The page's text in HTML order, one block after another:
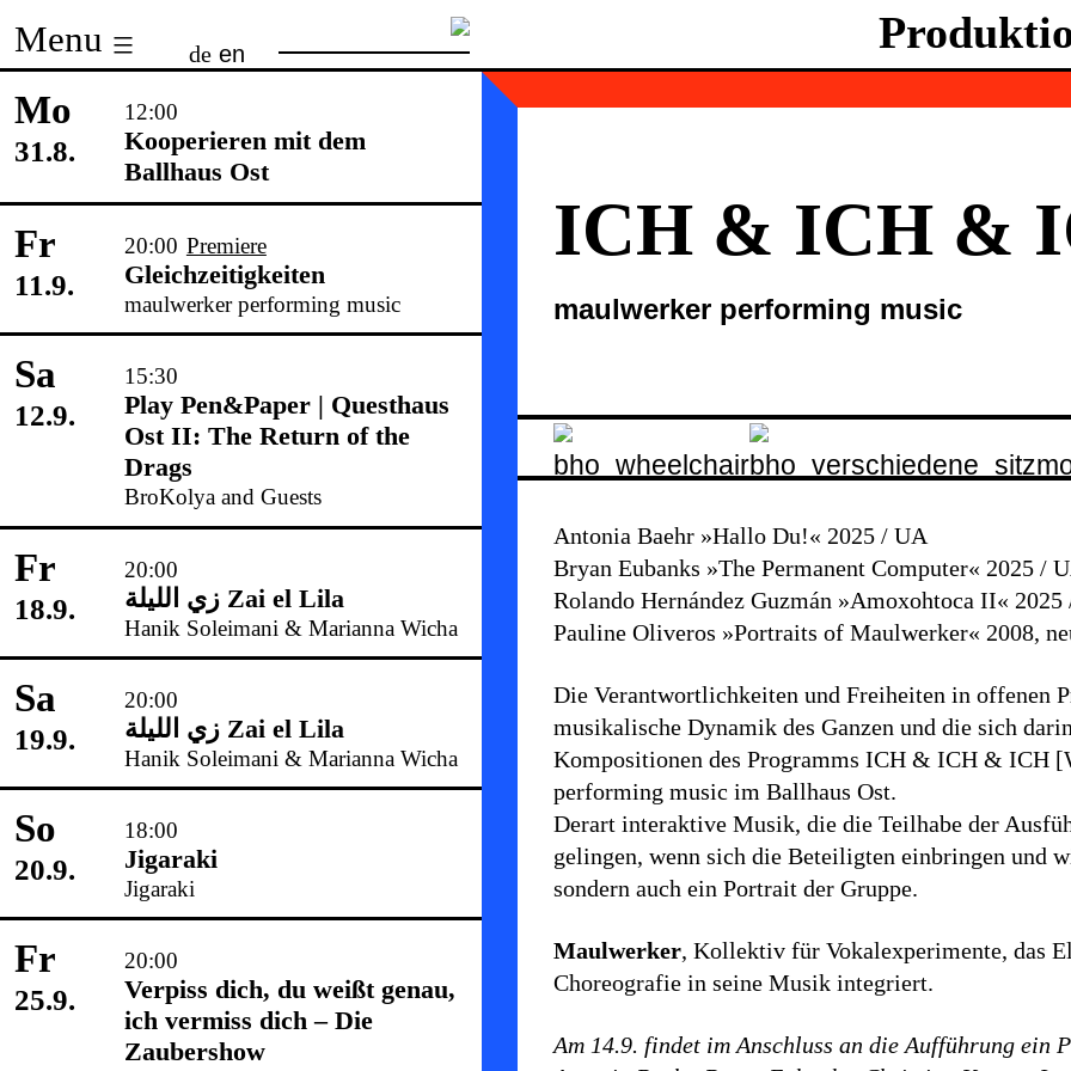
to
content
Menu de en
Mo
31.8.
12:00
Kooperieren mit dem
Ballhaus Ost
Fr
11.9.
20:00 Premiere
Gleichzeitigkeiten
maulwerker performing music
Sa
12.9.
15:30
Play Pen&Paper | Questhaus
Ost II: The Return of the
Drags
BroKolya and Guests
Fr
18.9.
20:00
زي‌ اللیلة Zai el Lila
Hanik Soleimani & Marianna Wicha
Sa
19.9.
20:00
زي‌ اللیلة Zai el Lila
Hanik Soleimani & Marianna Wicha
So
20.9.
18:00
Jigaraki
Jigaraki
Fr
25.9.
20:00
Verpiss dich, du weißt genau,
ich vermiss dich – Die
Zaubershow
ICH & ICH &
maulwerker performing music
Antonia Baehr »Hallo Du!« 2025 / UA
Bryan Eubanks »The Permanent Computer« 2025 /
Rolando Hernández Guzmán »Amoxohtoca II« 2025
Pauline Oliveros »Portraits of Maulwerker« 2008,
Die Verantwortlichkeiten und Freiheiten in offenen
musikalische Dynamik des Ganzen und die sich
Kompositionen des Programms ICH & ICH & ICH
performing music im Ballhaus Ost.
Derart interaktive Musik, die die Teilhabe der
gelingen, wenn sich die Beteiligten einbringen und
sondern auch ein Portrait der Gruppe.
Maulwerker, Kollektiv für Vokalexperimente, das
Choreografie in seine Musik integriert.
Am 14.9. findet im Anschluss an die Aufführung